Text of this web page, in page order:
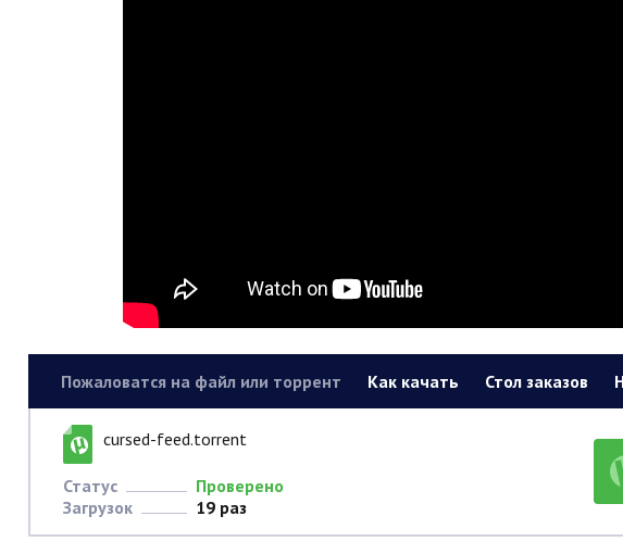
Пожаловатся на файл или торрент Как качать Стол заказов
cursed-feed.torrent
Статус
Проверено
Загрузок
19 раз